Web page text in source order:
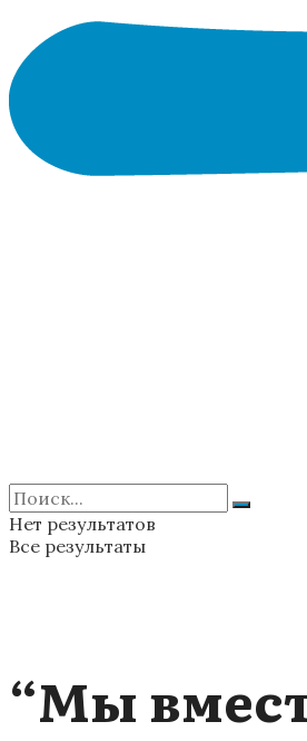
Нет результатов
Все результаты
“Мы